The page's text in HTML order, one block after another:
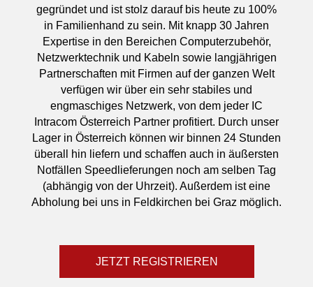
gegründet und ist stolz darauf bis heute zu 100%
in Familienhand zu sein. Mit knapp 30 Jahren
Expertise in den Bereichen Computerzubehör,
Netzwerktechnik und Kabeln sowie langjährigen
Partnerschaften mit Firmen auf der ganzen Welt
verfügen wir über ein sehr stabiles und
engmaschiges Netzwerk, von dem jeder IC
Intracom Österreich Partner profitiert. Durch unser
Lager in Österreich können wir binnen 24 Stunden
überall hin liefern und schaffen auch in äußersten
Notfällen Speedlieferungen noch am selben Tag
(abhängig von der Uhrzeit). Außerdem ist eine
Abholung bei uns in Feldkirchen bei Graz möglich.
JETZT REGISTRIEREN